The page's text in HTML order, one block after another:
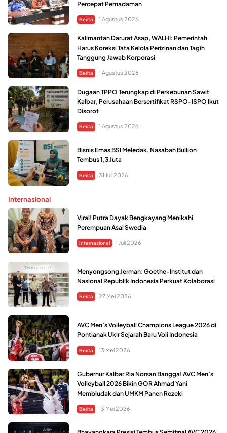
Percepat Pemadaman
Berita 1 Agustus 2026
Kalimantan Darurat Asap, WALHI: Pemerintah
Harus Koreksi Tata Kelola Perizinan dan Tagih
Tanggung Jawab Korporasi
Berita 1 Agustus 2026
Dugaan TPPO Terungkap di Perkebunan Sawit
Kalbar, Perusahaan Bersertifikat RSPO-ISPO Ikut
Disorot
Berita 1 Agustus 2026
Bisnis Emas BSI Meledak, Nasabah Bullion
Tembus 1,3 Juta
Berita 31 Juli 2026
Internasional
Viral! Putra Dayak Bengkayang Menikahi
Perempuan Asal Swedia
Internasional 1 Juli 2026
Menyongsong Jerman: Goethe-Institut dan
Nasional Republik Indonesia Perkuat Kolaborasi
Berita 27 Mei 2026
AVC Men’s Volleyball Champions League 2026 di
Pontianak Ukir Sejarah Baru Voli Indonesia
Berita 13 Mei 2026
Gubernur Kalbar Ria Norsan Bangga! AVC Men’s
Volleyball 2026 Bikin GOR Ahmad Yani
Membludak dan UMKM Panen Rezeki
Berita 13 Mei 2026